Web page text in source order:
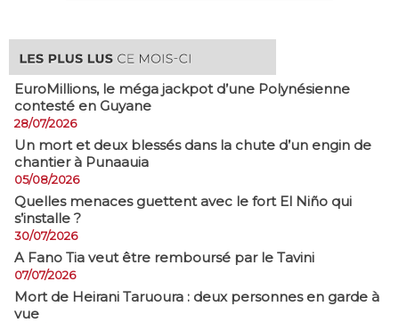
EuroMillions, ​le méga jackpot d’une Polynésienne
contesté en Guyane
28/07/2026
​Un mort et deux blessés dans la chute d’un engin de
chantier à Punaauia
05/08/2026
Quelles menaces guettent avec le fort El Niño qui
s’installe ?
30/07/2026
A Fano Tia veut être remboursé par le Tavini
07/07/2026
Mort de Heirani Taruoura : deux personnes en garde à
vue